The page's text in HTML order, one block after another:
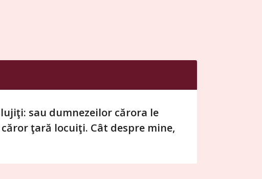
sau dumnezeilor cărora le
ţară locuiţi. Cât despre mine,